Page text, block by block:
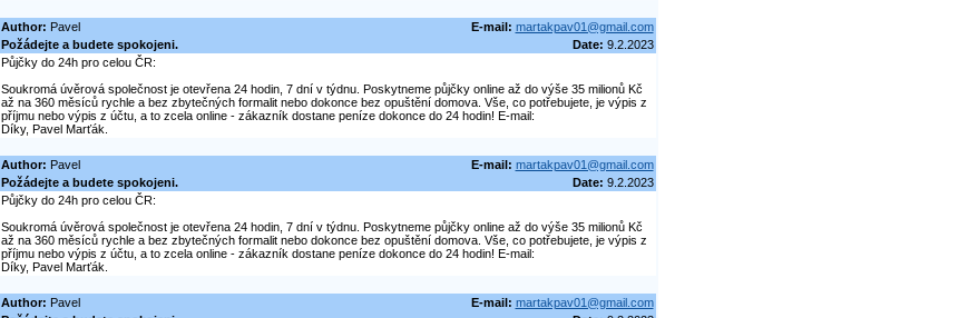
Author: Pavel E-mail: martakpav01@gmail.com
Požádejte a budete spokojeni.
Date: 9.2.2023
Půjčky do 24h pro celou ČR:
Soukromá úvěrová společnost je otevřena 24 hodin, 7 dní v týdnu. Poskytneme půjčky online až do výše 35 milionů Kč
až na 360 měsíců rychle a bez zbytečných formalit nebo dokonce bez opuštění domova. Vše, co potřebujete, je výpis z
příjmu nebo výpis z účtu, a to zcela online - zákazník dostane peníze dokonce do 24 hodin! E-mail:
Díky, Pavel Marťák.
Author: Pavel E-mail: martakpav01@gmail.com
Požádejte a budete spokojeni.
Date: 9.2.2023
Půjčky do 24h pro celou ČR:
Soukromá úvěrová společnost je otevřena 24 hodin, 7 dní v týdnu. Poskytneme půjčky online až do výše 35 milionů Kč
až na 360 měsíců rychle a bez zbytečných formalit nebo dokonce bez opuštění domova. Vše, co potřebujete, je výpis z
příjmu nebo výpis z účtu, a to zcela online - zákazník dostane peníze dokonce do 24 hodin! E-mail:
Díky, Pavel Marťák.
Author: Pavel E-mail: martakpav01@gmail.com